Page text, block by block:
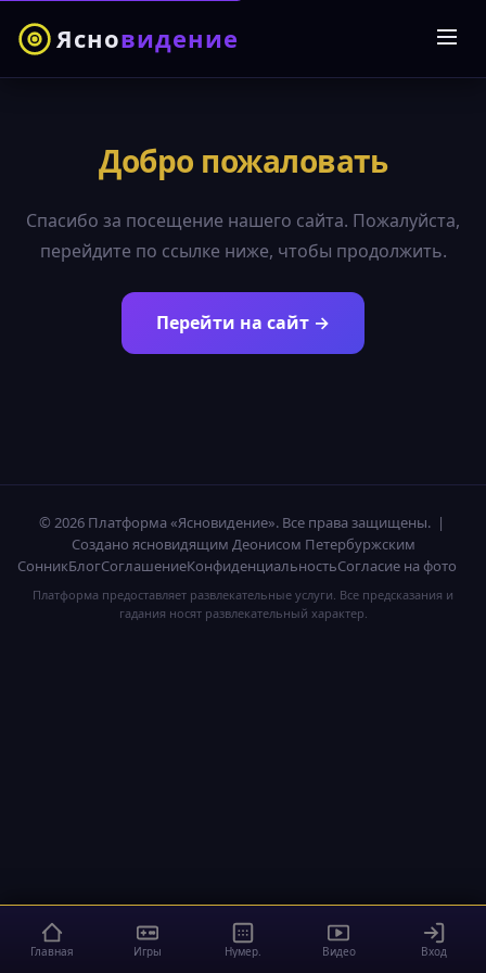
Ясновидение
Добро пожаловать
Спасибо за посещение нашего сайта. Пожалуйста,
перейдите по ссылке ниже, чтобы продолжить.
Перейти на сайт →
© 2026 Платформа «Ясновидение». Все права защищены. |
Создано ясновидящим Деонисом Петербуржским
СонникБлогСоглашениеКонфиденциальностьСогласие на фото
Платформа предоставляет развлекательные услуги. Все предсказания и
гадания носят развлекательный характер.
Главная Игры Нумер. Видео Вход